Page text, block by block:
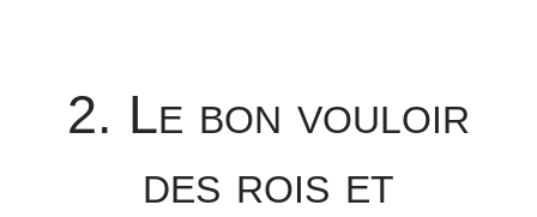
2. Le bon vouloir
des rois et